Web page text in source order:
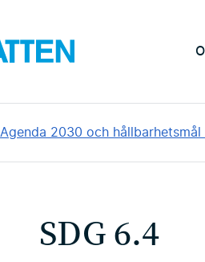
Agenda 2030 och hållbarhetsmål
SDG 6.4